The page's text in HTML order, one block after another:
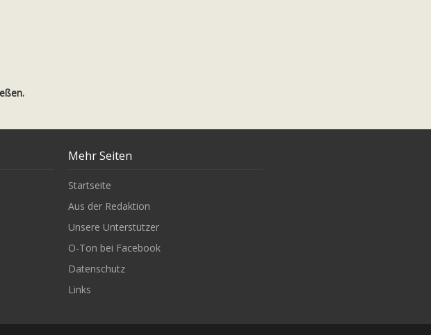
Mehr Seiten
Startseite
Aus der Redaktion
Unsere Unterstützer
O-Ton bei Facebook
Datenschutz
Links